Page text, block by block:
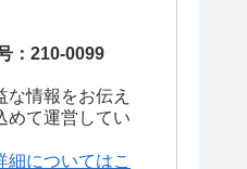
：210-0099
な情報をお伝え
めて運営してい
細についてはこ